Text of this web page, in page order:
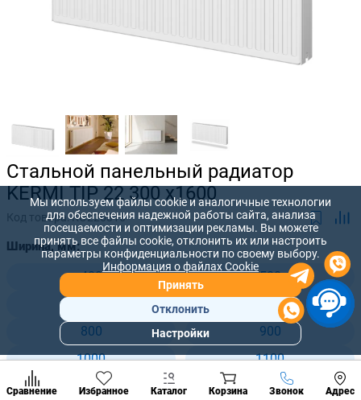
Стальной панельный радиатор
KERMI TIP 22 300 x1600
Код товара:KO220316
Ширина, мм:
400
500
700
800
900
1000
1100
1200
1400
Сравнение Избранное Каталог Корзина Звонок Адрес
Позвонить
разделы
Мы используем файлы cookie и аналогичные технологии
для обеспечения надежной работы сайта, анализа
посещаемости и оптимизации рекламы. Вы можете
принять все файлы cookie, отклонить их или настроить
параметры конфиденциальности по своему выбору.
Информация о файлах Cookie
Принять
Отклонить
Настройки